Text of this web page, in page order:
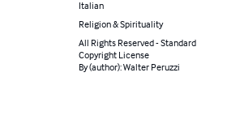
Italian
Religion & Spirituality
All Rights Reserved - Standard
Copyright License
By (author): Walter Peruzzi